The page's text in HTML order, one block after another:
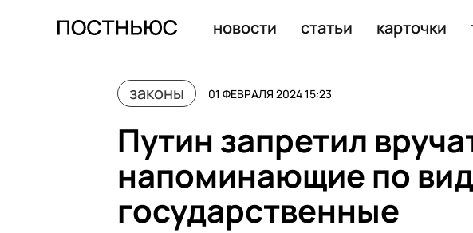
новости статьи карточки
законы 01 ФЕВРАЛЯ 2024 15:23
Путин запретил
напоминающие по
государственные